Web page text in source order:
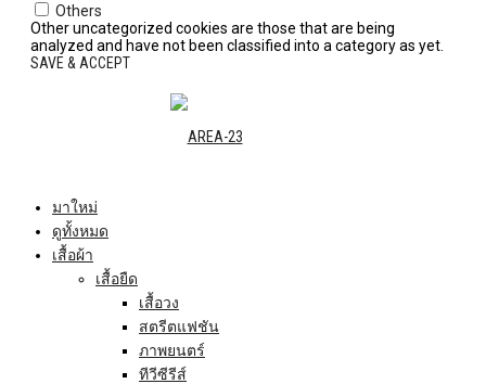
Others
Other uncategorized cookies are those that are being
analyzed and have not been classified into a category as yet.
SAVE & ACCEPT
มาใหม่
ดูทั้งหมด
เสื้อผ้า
เสื้อยืด
เสื้อวง
สตรีตแฟชัน
ภาพยนตร์
ทีวีซีรีส์